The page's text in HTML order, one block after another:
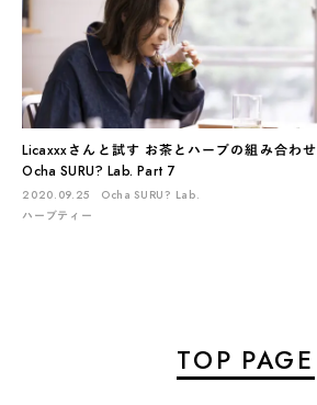
Licaxxxさんと試す お茶とハーブの組み合わせ
Ocha SURU? Lab. Part 7
2020.09.25
Ocha SURU? Lab.
ハーブティー
TOP PAGE